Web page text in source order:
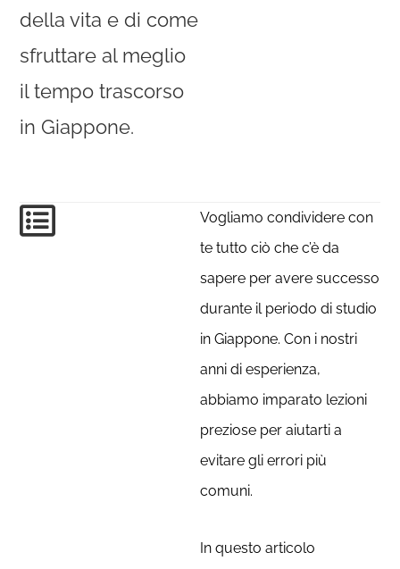
della vita e di come
sfruttare al meglio
il tempo trascorso
in Giappone.
Vogliamo condividere con
te tutto ciò che c’è da
sapere per avere successo
durante il periodo di studio
in Giappone. Con i nostri
anni di esperienza,
abbiamo imparato lezioni
preziose per aiutarti a
evitare gli errori più
comuni.
In questo articolo